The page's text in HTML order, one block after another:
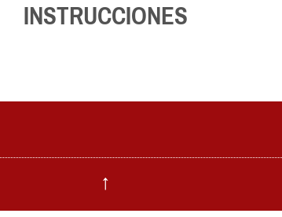
INSTRUCCIONES
↑